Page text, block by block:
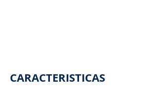
CARACTERISTICAS